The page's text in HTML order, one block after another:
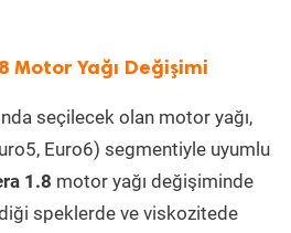
Motor Yağı Değişimi
seçilecek olan motor yağı,
Euro6) segmentiyle uyumlu
1.8 motor yağı değişiminde
speklerde ve viskozitede